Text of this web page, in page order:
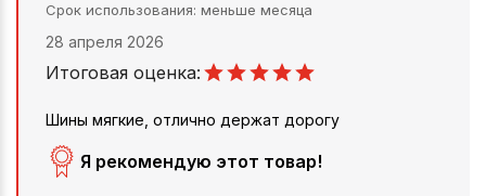
Срок использования меньше месяца
28 апреля 2026
Итоговая оценка:
Шины мягкие, отлично держат дорогу
Я рекомендую этот товар!